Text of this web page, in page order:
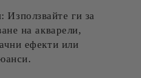
: Използвайте ги за
на акварели,
ефекти или